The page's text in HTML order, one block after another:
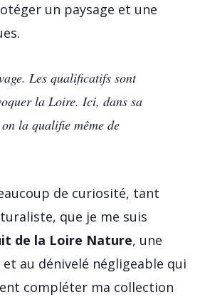
un paysage et une
Les qualificatifs sont
la Loire. Ici, dans sa
la qualifie même de
de curiosité, tant
que je me suis
de la Loire Nature, une
au dénivelé négligeable qui
compléter ma collection